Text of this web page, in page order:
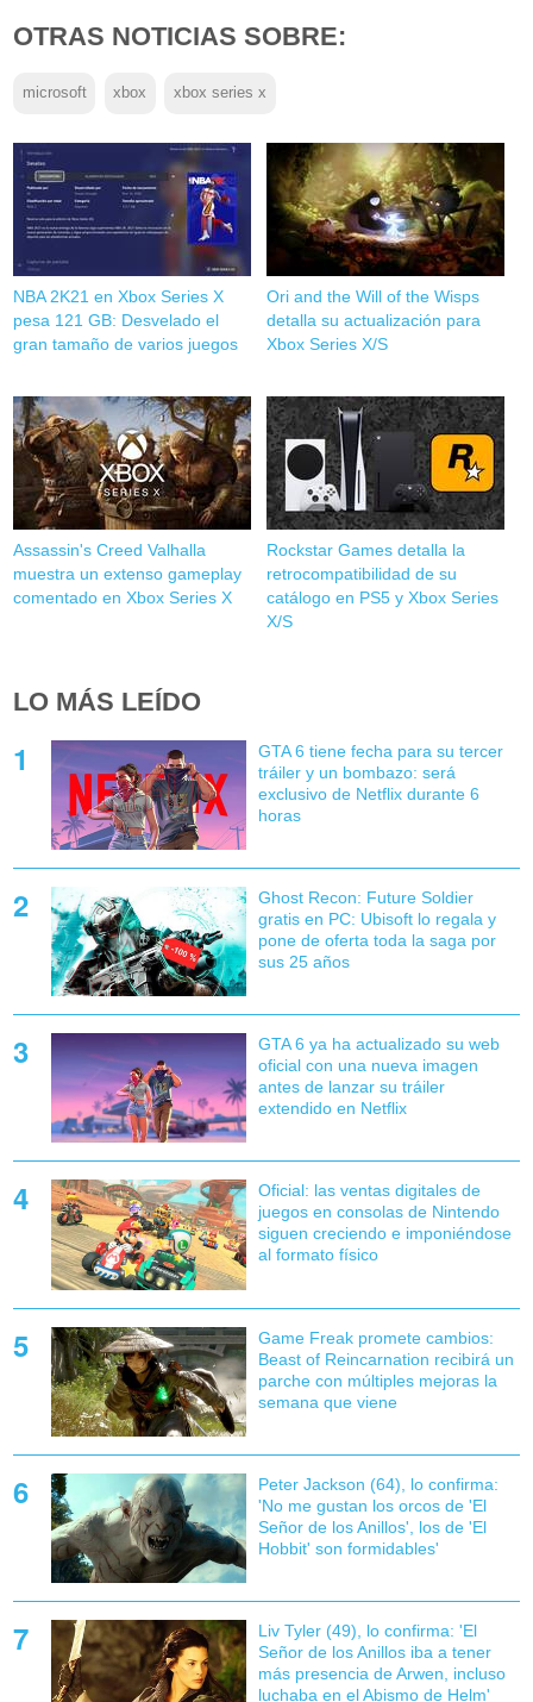
OTRAS NOTICIAS SOBRE:
microsoft xbox xbox series x
NBA 2K21 en Xbox Series X
pesa 121 GB: Desvelado el
gran tamaño de varios juegos
Ori and the Will of the Wisps
detalla su actualización para
Xbox Series X/S
Assassin's Creed Valhalla
muestra un extenso gameplay
comentado en Xbox Series X
Rockstar Games detalla la
retrocompatibilidad de su
catálogo en PS5 y Xbox Series
X/S
LO MÁS LEÍDO
GTA 6 tiene fecha para su tercer
tráiler y un bombazo: será
exclusivo de Netflix durante 6
horas
Ghost Recon: Future Soldier
gratis en PC: Ubisoft lo regala y
pone de oferta toda la saga por
sus 25 años
GTA 6 ya ha actualizado su web
oficial con una nueva imagen
antes de lanzar su tráiler
extendido en Netflix
Oficial: las ventas digitales de
juegos en consolas de Nintendo
siguen creciendo e imponiéndose
al formato físico
Game Freak promete cambios:
Beast of Reincarnation recibirá un
parche con múltiples mejoras la
semana que viene
Peter Jackson (64), lo confirma:
'No me gustan los orcos de 'El
Señor de los Anillos', los de 'El
Hobbit' son formidables'
Liv Tyler (49), lo confirma: 'El
Señor de los Anillos iba a tener
más presencia de Arwen, incluso
luchaba en el Abismo de Helm'